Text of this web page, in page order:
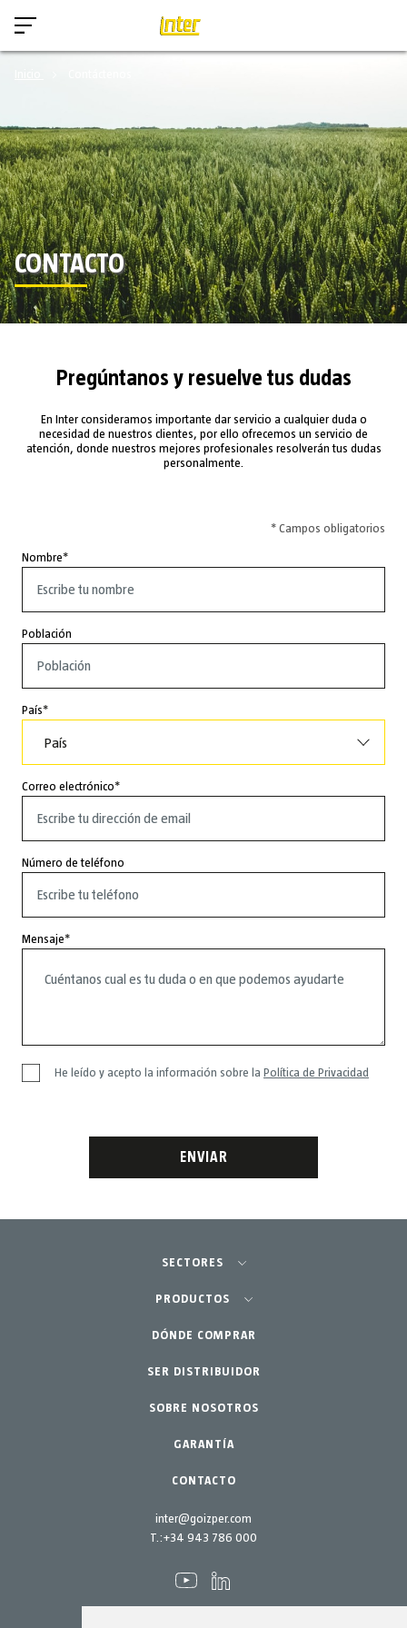
CONTACTO
Pregúntanos y resuelve tus dudas
En Inter consideramos importante dar servicio a cualquier duda o
necesidad de nuestros clientes, por ello ofrecemos un servicio de
atención, donde nuestros mejores profesionales resolverán tus dudas
personalmente.
* Campos obligatorios
Nombre
Población
País
País
Correo electrónico
Número de teléfono
Mensaje
He leído y acepto la información sobre la Política de Privacidad
ENVIAR
inter@goizper.com
T.:+34 943 786 000
SECTORES
Agricultura-Huerta
Jardinería profesional
Jardín-Hogar
PRODUCTOS
Equipos
Accesorios
Repuestos
Kits mantenimiento
DÓNDE COMPRAR
SER DISTRIBUIDOR
SOBRE NOSOTROS
GARANTÍA
CONTACTO